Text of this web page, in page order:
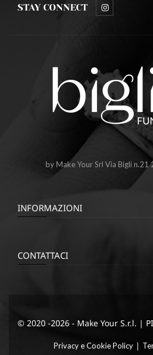
STAY CONNECT
by Make Your Srl Via Bigli
INFORMAZIONI
CONTATTACI
© 2020 -2026 - Make Your S.r.l. |
Privacy e Cookie Policy |